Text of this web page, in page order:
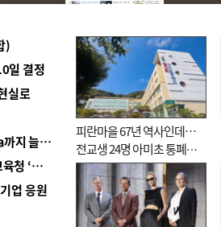
)
일 결정
실로
■ 경남 농정 비전 ‘잘 사는 농촌’…스마트팜 1000㏊까지 늘린다
■ 교육혁신선도지 공모 코앞인데…구·군 난색에 교육청 ‘쩔쩔’
업 응원
피란마을 67년 역사인데…
전교생 24명 아미초 통폐합
기로